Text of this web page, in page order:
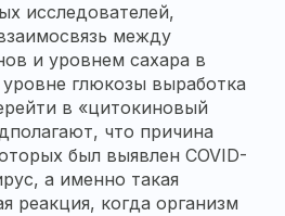
исследователей,
между
и уровнем сахара в
глюкозы выработка
в «цитокиновый
что причина
был выявлен COVID-
а именно такая
реакция, когда организм